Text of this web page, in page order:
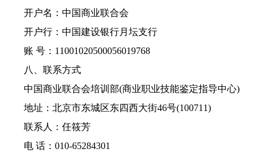
开户名：中国商业联合会
开户行：中国建设银行月坛支行
账 号：11001020500056019768
八、联系方式
中国商业联合会培训部(商业职业技能鉴定指导中心)
地址：北京市东城区东四西大街46号(100711)
联系人：任筱芳
电 话：010-65284301